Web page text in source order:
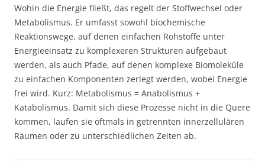
Wohin die Energie fließt, das regelt der Stoffwechsel oder
Metabolismus. Er umfasst sowohl biochemische
Reaktionswege, auf denen einfachen Rohstoffe unter
Energieeinsatz zu komplexeren Strukturen aufgebaut
werden, als auch Pfade, auf denen komplexe Biomoleküle
zu einfachen Komponenten zerlegt werden, wobei Energie
frei wird. Kurz: Metabolismus = Anabolismus +
Katabolismus. Damit sich diese Prozesse nicht in die Quere
kommen, laufen sie oftmals in getrennten innerzellulären
Räumen oder zu unterschiedlichen Zeiten ab.